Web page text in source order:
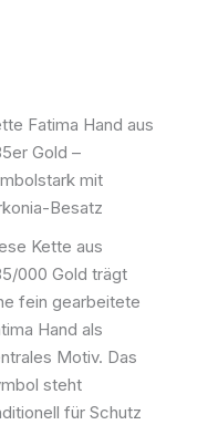
Fatima Hand aus
Gold –
mit
Besatz
Kette aus
000 Gold trägt
fein gearbeitete
Hand als
Motiv. Das
steht
für Schutz